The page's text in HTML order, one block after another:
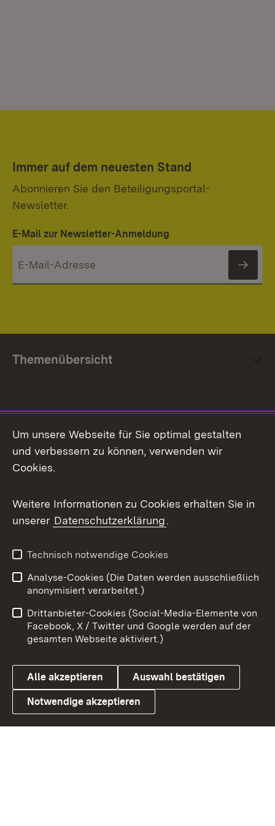
Immer auf dem neuesten Stand
Abonnieren Sie den Beteiligungsportal-
Newsletter.
E-Mail zur Newsletter-Anmeldung
Themenübersicht
Facebook
X / Twitter
Youtube
Link zum Landesportal
Impressum
Kontakt
Barrierefreiheit
Datenschutz
Cookies
Um unsere Webseite für Sie optimal gestalten
und verbessern zu können, verwenden wir
Cookies.
Weitere Informationen zu Cookies erhalten Sie in
unserer Datenschutzerklärung.
Technisch notwendige Cookies
Analyse-Cookies (Die Daten werden ausschließlich
anonymisiert verarbeitet.)
Drittanbieter-Cookies (Social-Media-Elemente von
Facebook, X / Twitter und Google werden auf der
gesamten Webseite aktiviert.)
Alle akzeptieren Auswahl bestätigen
Notwendige akzeptieren